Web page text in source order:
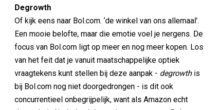
Degrowth
Of kijk eens naar Bol.com. ‘de winkel van ons allemaal’.
Een mooie belofte, maar die emotie voel je nergens. De
focus van Bol.com ligt op meer en nog meer kopen. Los
van het feit dat je vanuit maatschappelijke optiek
vraagtekens kunt stellen bij deze aanpak - degrowthis
bij Bol.com nog niet doorgedrongen - is dit ook
concurrentieel onbegrijpelijk, want als Amazon echt